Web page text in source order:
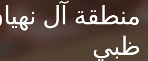
منطقة آل
ظبي